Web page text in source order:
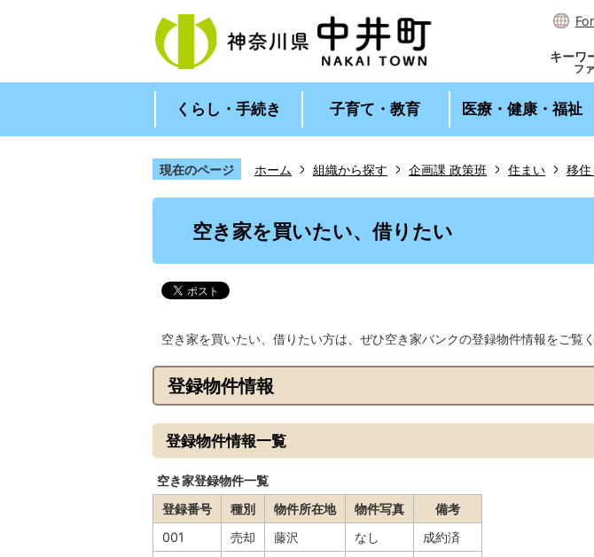
キーワ
フ
くらし・手続き 子育て・教育 医療・健康・福祉
現在のページ ホーム 組織から探す 企画課 政策班 住まい 移住
空き家を買いたい、借りたい
空き家を買いたい、借りたい方は、ぜひ空き家バンクの登録物件情報をご覧く
登録物件情報
登録物件情報一覧
空き家登録物件一覧
登録番号
種別 物件所在地 物件写真
備考
001
売却 藤沢 なし
成約済
枚
目
の
ド